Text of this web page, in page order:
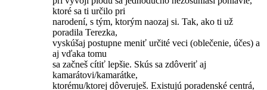
ktoré sa ti určilo pri
narodení, s tým, ktorým naozaj si. Tak, ako ti už
poradila Terezka,
vyskúšaj postupne meniť určité veci (oblečenie, účes) a
aj vďaka tomu
sa začneš cítiť lepšie. Skús sa zdôveriť aj
kamarátovi/ka­marátke,
ktorému/ktorej dôveruješ. Existujú poradenské centrá,